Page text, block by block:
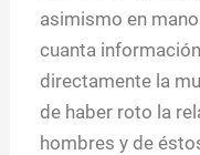
asimismo en
cuanta
directamente la
de haber roto la
hombres y de